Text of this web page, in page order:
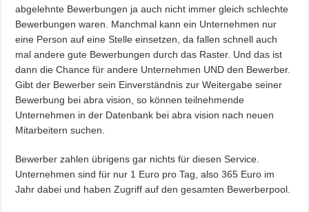
abgelehnte Bewerbungen ja auch nicht immer gleich schlechte
Bewerbungen waren. Manchmal kann ein Unternehmen nur
eine Person auf eine Stelle einsetzen, da fallen schnell auch
mal andere gute Bewerbungen durch das Raster. Und das ist
dann die Chance für andere Unternehmen UND den Bewerber.
Gibt der Bewerber sein Einverständnis zur Weitergabe seiner
Bewerbung bei abra vision, so können teilnehmende
Unternehmen in der Datenbank bei abra vision nach neuen
Mitarbeitern suchen.
Bewerber zahlen übrigens gar nichts für diesen Service.
Unternehmen sind für nur 1 Euro pro Tag, also 365 Euro im
Jahr dabei und haben Zugriff auf den gesamten Bewerberpool.